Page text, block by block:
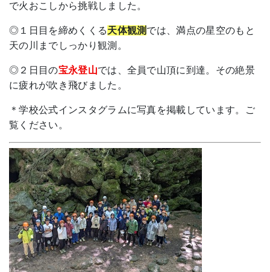
で火おこしから挑戦しました 。
◎１日目を締めくくる天体観測 では、満点の星空のもと
天の川までしっかり観測。
◎２日目の宝永登山では、全員で山頂に到達。その絶景
に疲れが吹き飛びました。
＊学校公式インスタグラムに写真を掲載しています。ご
覧ください。